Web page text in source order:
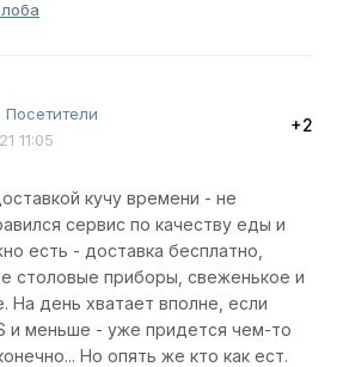
Посетители
11:05
+2
кучу времени - не
сервис по качеству еды и
есть - доставка бесплатно,
столовые приборы, свеженькое и
На день хватает вполне, если
и меньше - уже придется чем-то
Но опять же кто как ест.